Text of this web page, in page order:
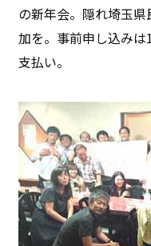
の新年会。隠れ埼玉
加を。事前申し込み
支払い。